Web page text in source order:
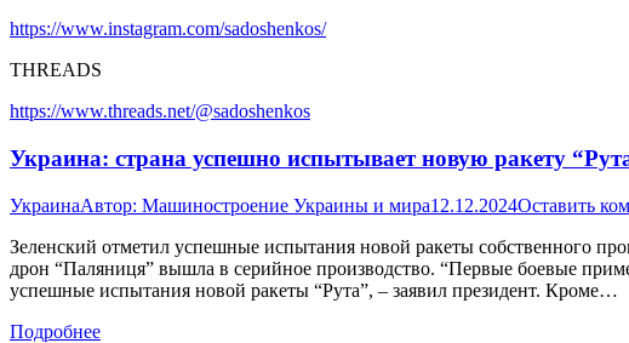
https://www.instagram.com/sadoshenkos/
THREADS
https://www.threads.net/@sadoshenkos
Украина: страна успешно испытывает новую ракету
УкраинаАвтор: Машиностроение Украины и мира12.12.2024Оставить
Зеленский отметил успешные испытания новой ракеты собственного
дрон “Паляниця” вышла в серийное производство. “Первые боевые
успешные испытания новой ракеты “Рута”, – заявил президент. Кроме…
Подробнее